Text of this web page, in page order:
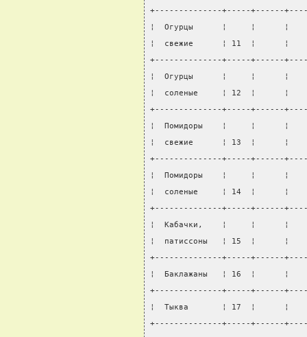
+--------------+-----+------
¦  Огурцы      ¦     ¦
¦  свежие      ¦ 11  ¦
+--------------+-----+------
¦  Огурцы      ¦     ¦
¦  соленые     ¦ 12  ¦
+--------------+-----+------
¦  Помидоры    ¦     ¦
¦  свежие      ¦ 13  ¦
+--------------+-----+------
¦  Помидоры    ¦     ¦
¦  соленые     ¦ 14  ¦
+--------------+-----+------
¦  Кабачки,    ¦     ¦
¦  патиссоны   ¦ 15  ¦
+--------------+-----+------
¦  Баклажаны   ¦ 16  ¦
+--------------+-----+------
¦  Тыква       ¦ 17  ¦
+--------------+-----+------